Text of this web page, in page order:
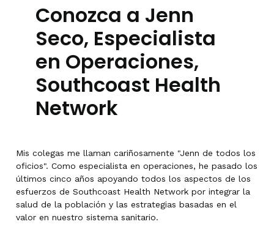
Conozca a Jenn
Seco, Especialista
en Operaciones,
Southcoast Health
Network
Mis colegas me llaman cariñosamente "Jenn de todos los
oficios". Como especialista en operaciones, he pasado los
últimos cinco años apoyando todos los aspectos de los
esfuerzos de Southcoast Health Network por integrar la
salud de la población y las estrategias basadas en el
valor en nuestro sistema sanitario.